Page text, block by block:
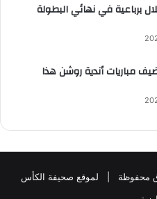
برباعية في نهائي البطولة
مباريات أندية روشن هذا
جميع الحقوق محفوظة | لموقع صحيفة الكأس